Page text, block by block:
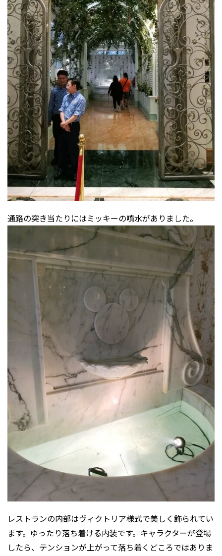
通路の突き当たりにはミッキーの噴水がありました。
レストランの内部はヴィクトリア様式で美しく飾られてい
ます。ゆったり落ち着ける内装です。キャラクターが登場
したら、テンションが上がって落ち着くどころではありま